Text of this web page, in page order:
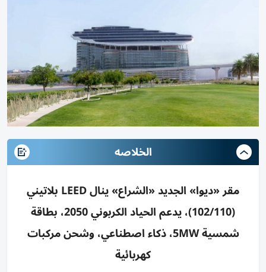
الخلاصه
مقر «ديوا» الجديد «الشراع» ينال LEED بلاتيني
(102/110)، يدعم الحياد الكربوني 2050، بطاقة
شمسية 5MW، ذكاء اصطناعي، وشحن مركبات
كهربائية